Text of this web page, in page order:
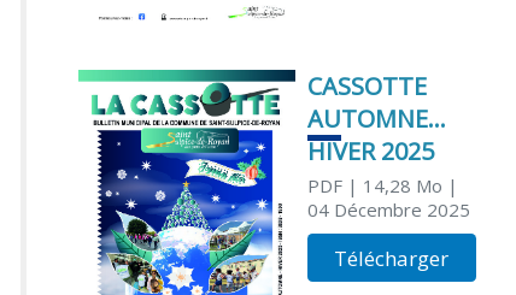
CASSOTTE
AUTOMNE
HIVER 2025
PDF| 14,28 Mo |
04 Décembre 2025
Télécharger